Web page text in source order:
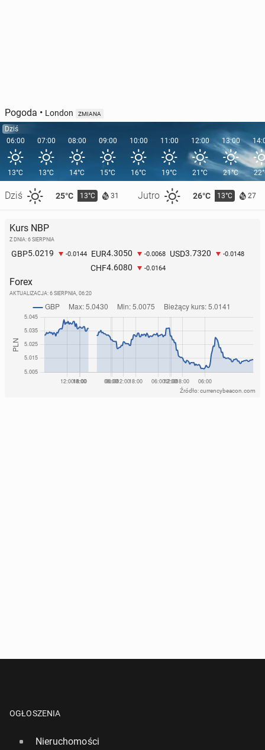
Pogoda • London ZMIANA
Dziś
06:00
13°C
Dziś 25°C 13°C 31 Jutro 26°C 13°C 27
07:00
13°C
08:00
14°C
09:00
15°C
10:00
16°C
11:00
19°C
12:00
21°C
13:00
21°C
Kurs NBP
Z DNIA: 6 SIERPNIA
GBP5.0219 -0.0144 EUR4.3050 -0.0068 USD3.7320 -0.0148
CHF4.6080 -0.0164
Forex
AKTUALIZACJA: 6 SIERPNIA, 06:20
Źródło: currencybeacon.com
OGŁOSZENIA
Nieruchomości